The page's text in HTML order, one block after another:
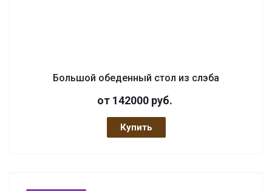
Большой обеденный стол из слэба
от 142000 руб.
Купить